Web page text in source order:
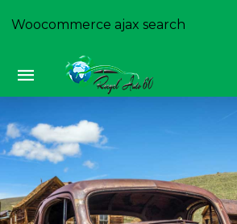
Woocommerce ajax search